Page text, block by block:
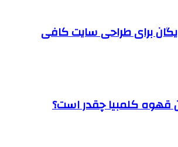
رایگان برای طراحی سایت کافی
قهوه کلمبیا چقدر است؟